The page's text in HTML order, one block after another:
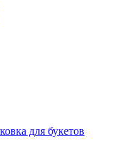
для букетов